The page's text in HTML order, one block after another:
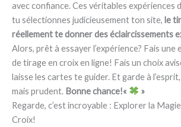
avec confiance. Ces véritables expériences
tu sélectionnes judicieusement ton site, le
réellement te donner des éclaircissements
Alors, prêt à essayer l’expérience? Fais
de tirage en croix en ligne! Fais un choix
laisse les cartes te guider. Et garde à
mais prudent. Bonne chance!«
»
Regarde, c’est incroyable : Explorer la
Croix!